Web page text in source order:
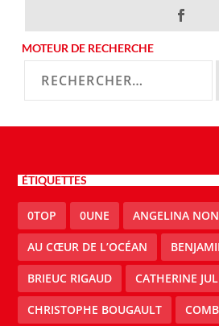
MOTEUR DE RECHERCHE
ÉTIQUETTES
0TOP 0UNE ANGELINA
AU CŒUR DE L’OCÉAN
BRIEUC RIGAUD CATHERINE
CHRISTOPHE BOUGAULT